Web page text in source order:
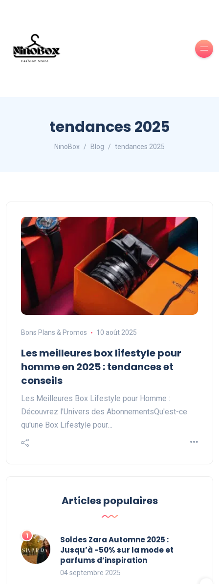
tendances 2025
NinoBox Blog tendances 2025
Bons Plans & Promos 10 août 2025
Les meilleures box lifestyle pour
homme en 2025 : tendances et
conseils
Les Meilleures Box Lifestyle pour Homme :
Découvrez l'Univers des AbonnementsQu'est-ce
qu'une Box Lifestyle pour…
Articles populaires
Soldes Zara Automne 2025 :
Jusqu’à -50% sur la mode et
parfums d’inspiration
04 septembre 2025